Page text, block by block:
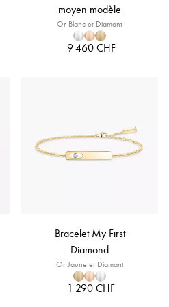
moyen modèle
Or Blanc et Diamant
9 460 CHF
Bracelet My First
Diamond
Or Jaune et Diamant
1 290 CHF